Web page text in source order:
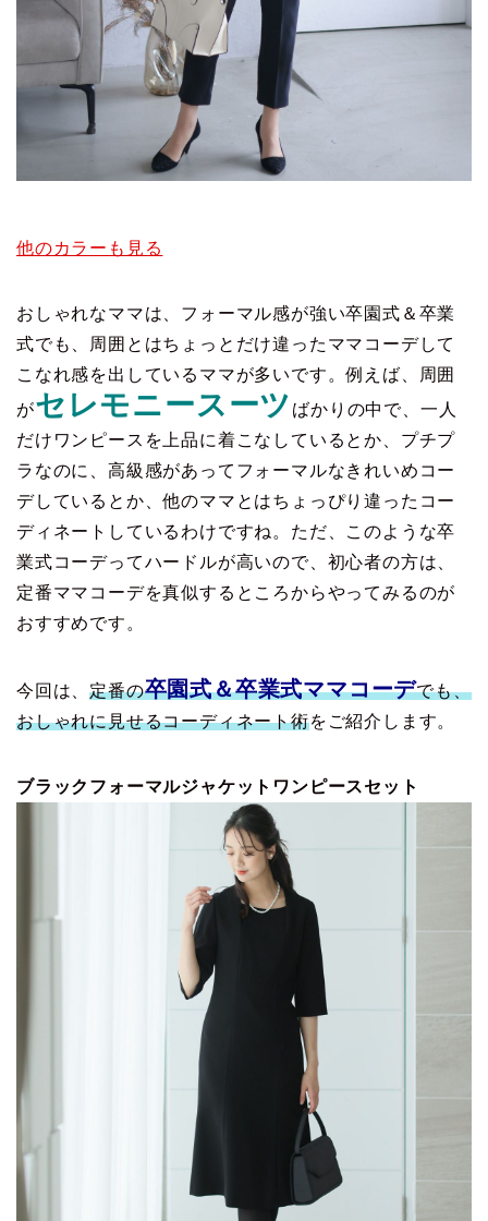
他のカラーも見る
おしゃれなママは、フォーマル感が強い卒園式＆卒業
式でも、周囲とはちょっとだけ違ったママコーデして
こなれ感を出しているママが多いです。例えば、周囲
がセレモニースーツ ばかりの中で、一人
だけワンピースを上品に着こなしているとか、プチプ
ラなのに、高級感があってフォーマルなきれいめコー
デしているとか、他のママとはちょっぴり違ったコー
ディネートしているわけですね。ただ、このような卒
業式コーデってハードルが高いので、初心者の方は、
定番ママコーデを真似するところからやってみるのが
おすすめです。
今回は、定番の卒園式＆卒業式ママコーデでも、
おしゃれに見せるコーディネート術をご紹介します。
ブラックフォーマルジャケットワンピースセット